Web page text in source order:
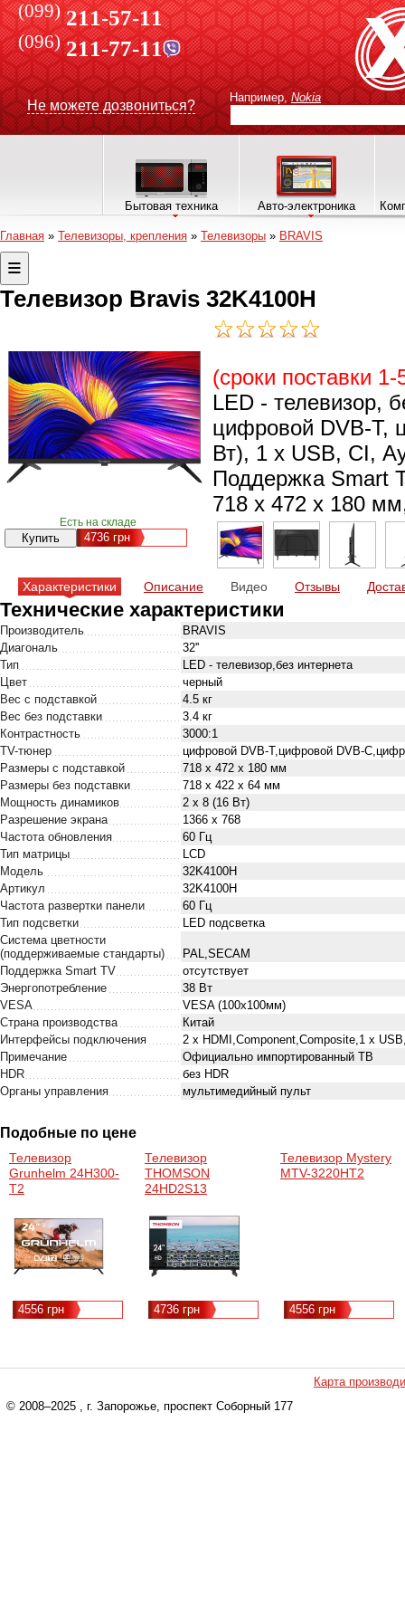
(099) 211-57-11
(096)211-77-11
Не можете дозвониться?
Например, Nokia
Бытовая техника Авто-электроника
Главная » Телевизоры, крепления » Телевизоры » BRAVIS
Телевизор Bravis 32K4100H
Есть на складе
4736 грн
(сроки поставки
LED - телевизор,
цифровой DVB-T,
Вт), 1 x USB, CI,
Поддержка Smart
718 х 472 х 180
Характеристики Описание Видео Отзывы
Технические характеристики
Производитель
BRAVIS
Диагональ
32''
Тип
LED - телевизор,без интернета
Цвет
черный
Вес с подставкой
4.5 кг
Вес без подставки
3.4 кг
Контрастность
3000:1
TV-тюнер
цифровой DVB-T,цифровой DVB-
Размеры с подставкой
718 х 472 х 180 мм
Размеры без подставки
718 х 422 х 64 мм
Мощность динамиков
2 х 8 (16 Вт)
Разрешение экрана
1366 x 768
Частота обновления
60 Гц
Тип матрицы
LCD
Модель
32K4100H
Артикул
32K4100H
Частота развертки панели
60 Гц
Тип подсветки
LED подсветка
Система цветности
(поддерживаемые стандарты)
PAL,SECAM
Поддержка Smart TV
отсутствует
Энергопотребление
38 Вт
VESA
VESA (100х100мм)
Страна производства
Китай
Интерфейсы подключения
2 x HDMI,Component,Composite,1 x
Примечание
Официально импортированный ТВ
HDR
без HDR
Органы управления
мультимедийный пульт
Подобные по цене
Телевизор
Grunhelm 24H300-
T2
4556 грн
Телевизор
THOMSON
24HD2S13
4736 грн
Телевизор Mystery
MTV-3220HT2
4556 грн
Карта
© 2008–2025 , г. Запорожье, проспект Соборный 177